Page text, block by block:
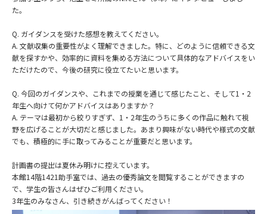
た。
Q. ガイダンスを受けた感想を教えてください。
A. 文献収集の重要性がよく理解できました。特に、どのように信頼できる文
献を探すかや、効率的に資料を集める方法について具体的なアドバイスをい
ただけたので、今後の研究に役立てたいと思います。
Q. 今回のガイダンスや、これまでの授業を通じて感じたこと、そして1・2
年生へ向けて何かアドバイスはありますか？
A. テーマは最初から絞りすぎず、1・2年生のうちに多くの作品に触れて視
野を広げることが大切だと感じました。あまり興味がない時代や様式の文献
でも、積極的に手に取ってみることが重要だと思います。
計画書の提出は夏休み明けに控えています。
本館14階1421助手室では、過去の優秀論文を閲覧することができますの
で、学生の皆さんはぜひご利用ください。
3年生のみなさん、引き続きがんばってください！